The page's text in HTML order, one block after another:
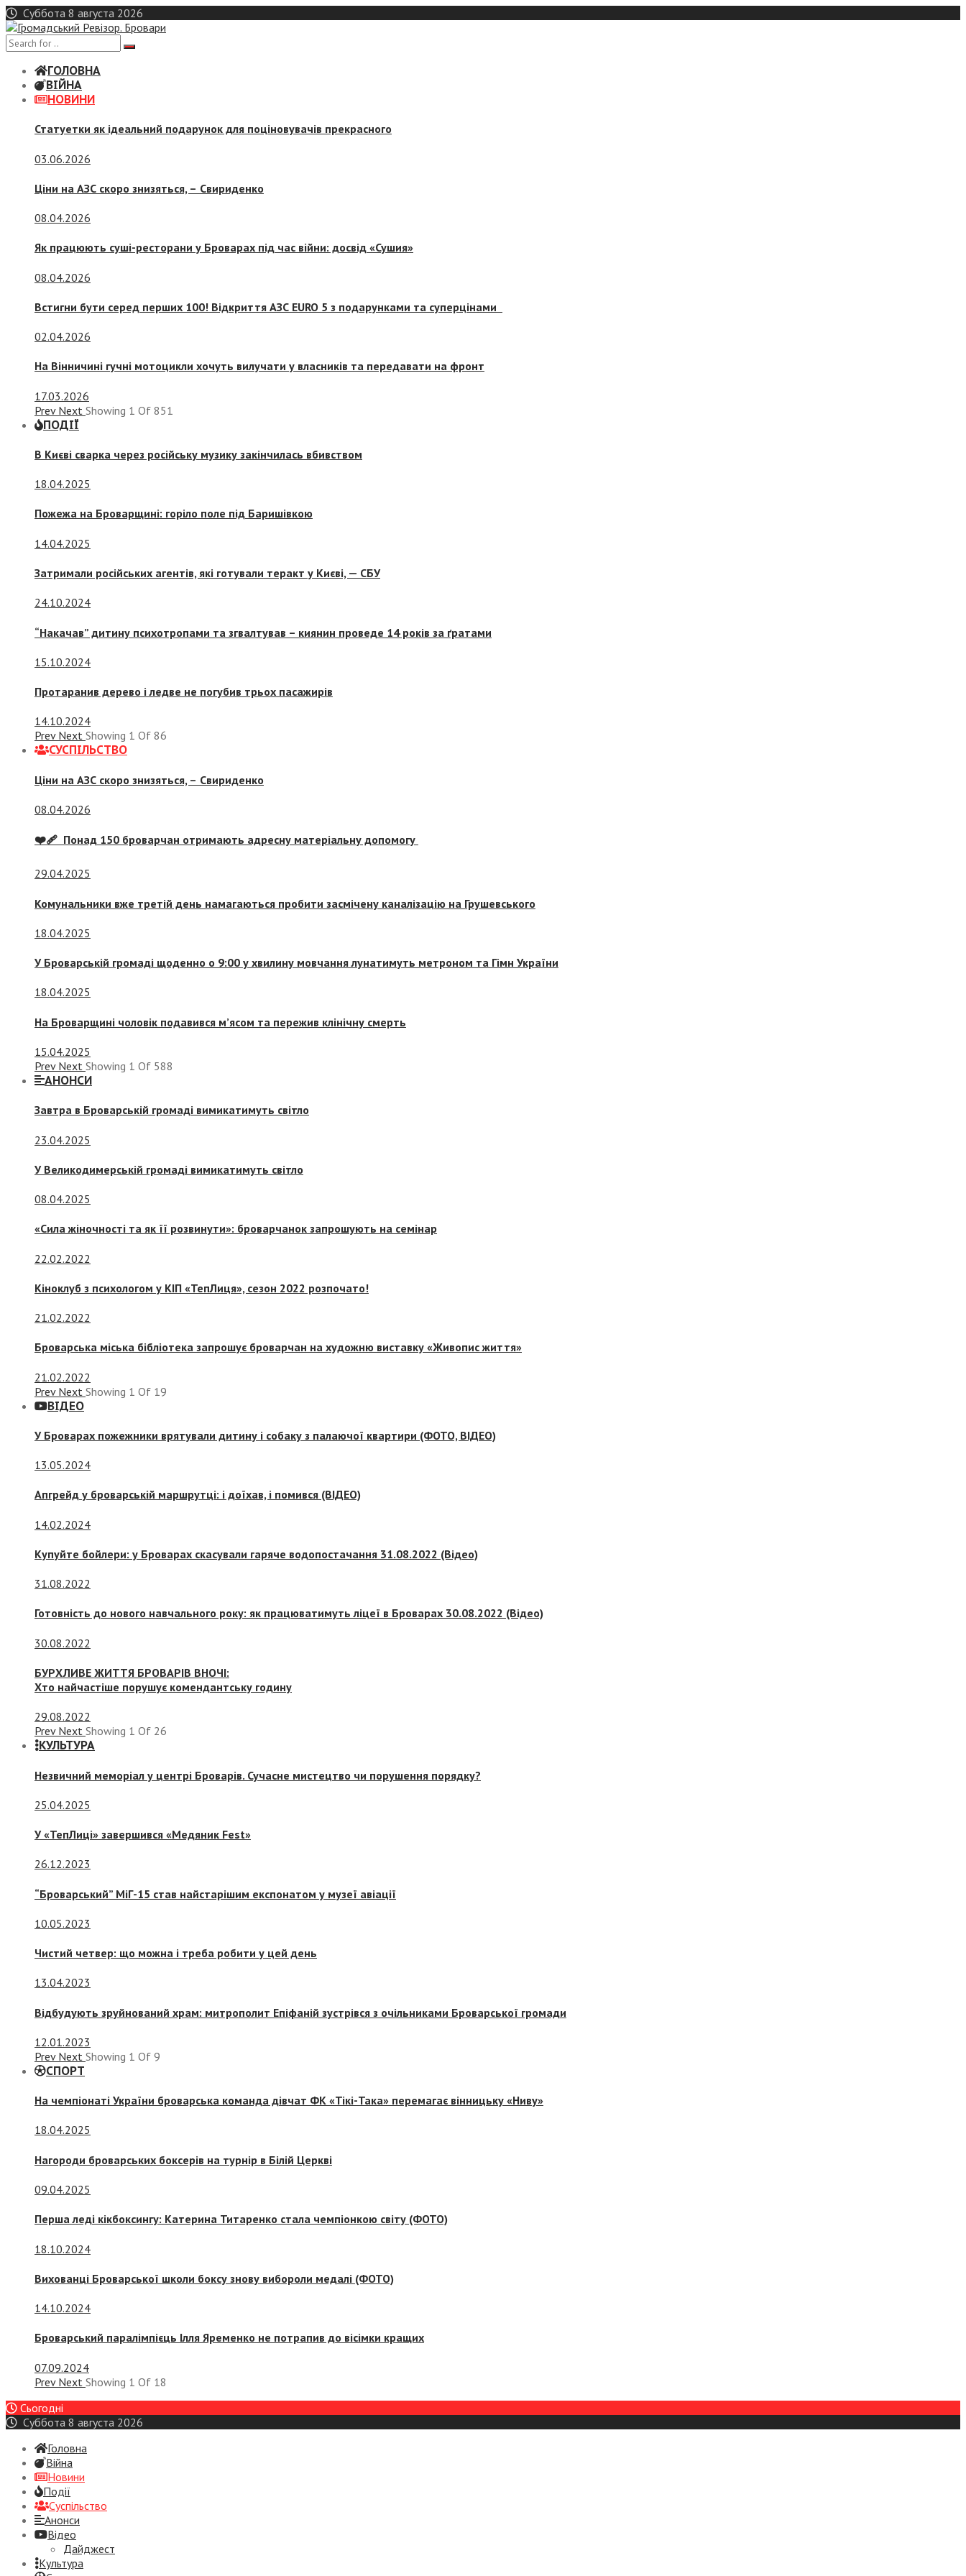
Skip
to
content
Суббота 8 августа 2026
ГОЛОВНА
ВІЙНА
НОВИНИ
Статуетки як ідеальний подарунок для поціновувачів прекрасного
03.06.2026
Ціни на АЗС скоро знизяться, – Свириденко
08.04.2026
Як працюють суші-ресторани у Броварах під час війни: досвід «Сушия»
08.04.2026
Встигни бути серед перших 100! Відкриття АЗС EURO 5 з подарунками та суперцінами
02.04.2026
На Вінничині гучні мотоцикли хочуть вилучати у власників та передавати на фронт
17.03.2026
Prev Next Showing 1 Of 851
ПОДІЇ
В Києві сварка через російську музику закінчилась вбивством
18.04.2025
Пожежа на Броварщині: горіло поле під Баришівкою
14.04.2025
Затримали російських агентів, які готували теракт у Києві, — СБУ
24.10.2024
“Накачав” дитину психотропами та згвалтував – киянин проведе 14 років за ґратами
15.10.2024
Протаранив дерево і ледве не погубив трьох пасажирів
14.10.2024
Prev Next Showing 1 Of 86
СУСПIЛЬСТВО
Ціни на АЗС скоро знизяться, – Свириденко
08.04.2026
❤️‍🩹 Понад 150 броварчан отримають адресну матеріальну допомогу
29.04.2025
Комунальники вже третій день намагаються пробити засмічену каналізацію на Грушевського
18.04.2025
У Броварській громаді щоденно о 9:00 у хвилину мовчання лунатимуть метроном та Гімн України
18.04.2025
На Броварщині чоловік подавився м’ясом та пережив клінічну смерть
15.04.2025
Prev Next Showing 1 Of 588
АНОНСИ
Завтра в Броварській громаді вимикатимуть світло
23.04.2025
У Великодимерській громаді вимикатимуть світло
08.04.2025
«Сила жіночності та як її розвинути»: броварчанок запрошують на семінар
22.02.2022
Кіноклуб з психологом у КІП «ТепЛиця», сезон 2022 розпочато!
21.02.2022
Броварська міська бібліотека запрошує броварчан на художню виставку «Живопис життя»
21.02.2022
Prev Next Showing 1 Of 19
ВІДЕО
У Броварах пожежники врятували дитину і собаку з палаючої квартири (ФОТО, ВІДЕО)
13.05.2024
Апгрейд у броварській маршрутці: і доїхав, і помився (ВІДЕО)
14.02.2024
Купуйте бойлери: у Броварах скасували гаряче водопостачання 31.08.2022 (Відео)
31.08.2022
Готовність до нового навчального року: як працюватимуть ліцеї в Броварах 30.08.2022 (Відео)
30.08.2022
БУРХЛИВЕ ЖИТТЯ БРОВАРІВ ВНОЧІ:
Хто найчастіше порушує комендантську годину
29.08.2022
Prev Next Showing 1 Of 26
КУЛЬТУРА
Незвичний меморіал у центрі Броварів. Сучасне мистецтво чи порушення порядку?
25.04.2025
У «ТепЛиці» завершився «Медяник Fest»
26.12.2023
“Броварський” МіГ-15 став найстарішим експонатом у музеї авіації
10.05.2023
Чистий четвер: що можна і треба робити у цей день
13.04.2023
Відбудують зруйнований храм: митрополит Епіфаній зустрівся з очільниками Броварської громади
12.01.2023
Prev Next Showing 1 Of 9
СПОРТ
На чемпіонаті України броварська команда дівчат ФК «Тікі-Така» перемагає вінницьку «Ниву»
18.04.2025
Нагороди броварських боксерів на турнір в Білій Церкві
09.04.2025
Перша леді кікбоксингу: Катерина Титаренко стала чемпіонкою світу (ФОТО)
18.10.2024
Вихованці Броварської школи боксу знову вибороли медалі (ФОТО)
14.10.2024
Броварський паралімпієць Ілля Яременко не потрапив до вісімки кращих
07.09.2024
Prev Next Showing 1 Of 18
Сьогодні
Суббота 8 августа 2026
Головна
Війна
Новини
Події
Суспiльство
Анонси
Відео
Дайджест
Культура